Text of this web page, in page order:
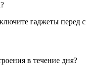
гаджеты перед
в течение дня?